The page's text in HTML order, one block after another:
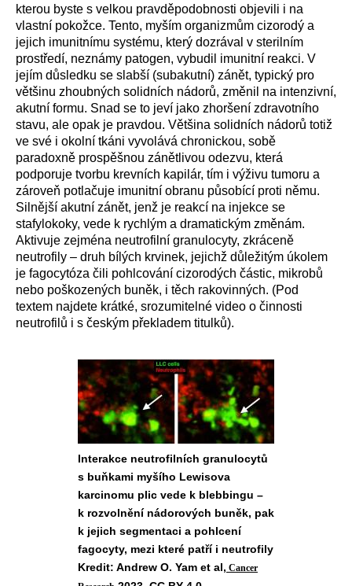
kterou byste s velkou pravděpodobnosti objevili i na
vlastní pokožce. Tento, myším organizmům cizorodý a
jejich imunitnímu systému, který dozrával v sterilním
prostředí, neznámy patogen, vybudil imunitní reakci. V
jejím důsledku se slabší (subakutní) zánět, typický pro
většinu zhoubných solidních nádorů, změnil na intenzivní,
akutní formu. Snad se to jeví jako zhoršení zdravotního
stavu, ale opak je pravdou. Většina solidních nádorů totiž
ve své i okolní tkáni vyvolává chronickou, sobě
paradoxně prospěšnou zánětlivou odezvu, která
podporuje tvorbu krevních kapilár, tím i výživu tumoru a
zároveň potlačuje imunitní obranu působící proti němu.
Silnější akutní zánět, jenž je reakcí na injekce se
stafylokoky, vede k rychlým a dramatickým změnám.
Aktivuje zejména neutrofilní granulocyty, zkráceně
neutrofily – druh bílých krvinek, jejichž důležitým úkolem
je fagocytóza čili pohlcování cizorodých částic, mikrobů
nebo poškozených buněk, i těch rakovinných. (Pod
textem najdete krátké, srozumitelné video o činnosti
neutrofilů i s českým překladem titulků).
Interakce neutrofilních granulocytů
s buňkami myšího Lewisova
karcinomu plic vede k blebbingu –
k rozvolnění nádorových buněk, pak
k jejich segmentaci a pohlcení
fagocyty, mezi které patří i neutrofily
Kredit: Andrew O. Yam et al, Cancer